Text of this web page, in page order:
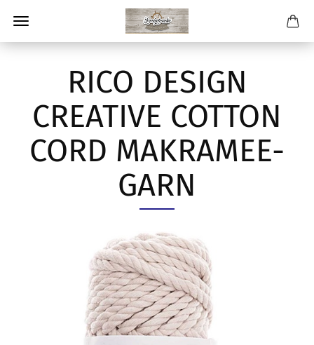
RICO DESIGN
CREATIVE COTTON
CORD MAKRAMEE-
GARN